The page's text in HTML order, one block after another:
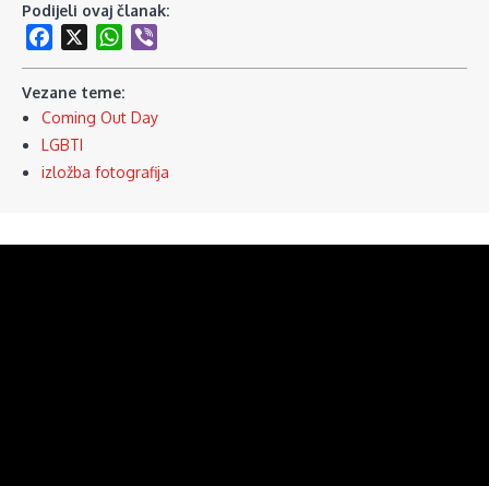
Podijeli ovaj članak:
Facebook
WhatsApp
Vezane teme:
Coming Out Day
LGBTI
izložba fotografija